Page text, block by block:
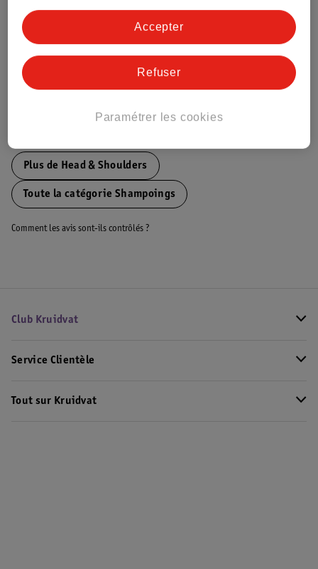
Impact Score".
Plus d’informations
Informations sur la commande et la livraison
Plus de Head & Shoulders
Toute la catégorie Shampoings
Comment les avis sont-ils contrôlés ?
Club Kruidvat
Service Clientèle
Tout sur Kruidvat
Paramétrer les cookies
Refuser
Accepter